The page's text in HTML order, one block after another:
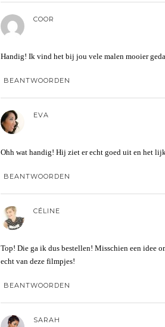
COOR
Handig! Ik vind het bij jou vele malen mooier
BEANTWOORDEN
EVA
Ohh wat handig! Hij ziet er echt goed uit en het
BEANTWOORDEN
CÉLINE
Top! Die ga ik dus bestellen! Misschien een idee
echt van deze filmpjes!
BEANTWOORDEN
SARAH